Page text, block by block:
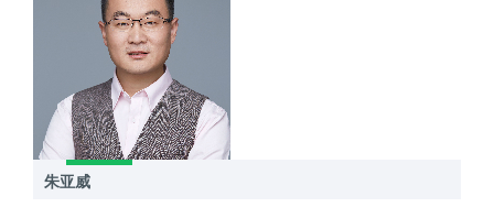
朱亚威